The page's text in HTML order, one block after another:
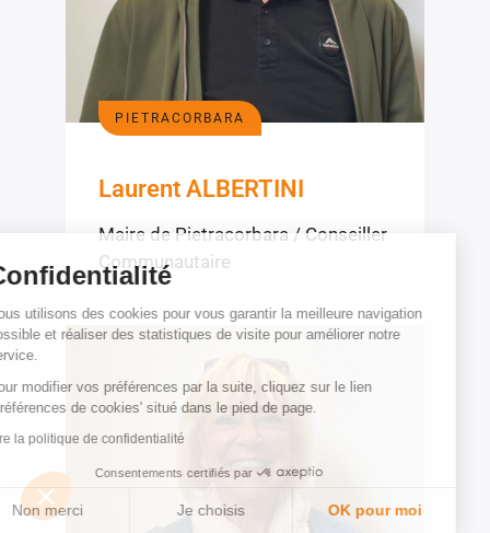
Confidentialité
Nous utilisons des cookies pour vous garantir la meilleure navigation
possible et réaliser des statistiques de visite pour améliorer notre
service.
Pour modifier vos préférences par la suite, cliquez sur le lien
'Préférences de cookies' situé dans le pied de page.
Lire la politique de confidentialité
Consentements certifiés par
Non merci Je choisis OK pour moi
PIETRACORBARA
Laurent ALBERTINI
Maire de Pietracorbara / Conseiller
Communautaire